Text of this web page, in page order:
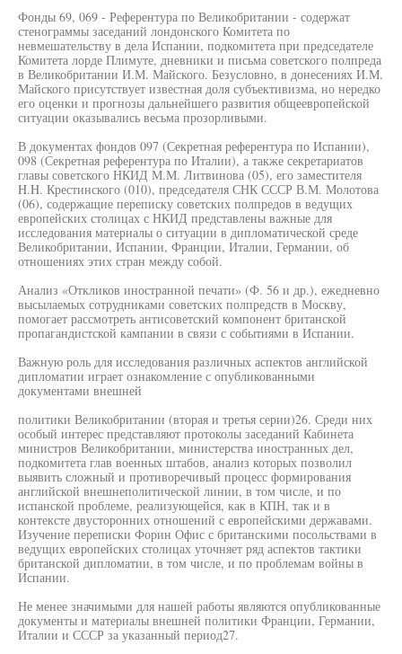
Фонды 69, 069 - Референтура по Великобритании - содержат
стенограммы заседаний лондонского Комитета по
невмешательству в дела Испании, подкомитета при председателе
Комитета лорде Плимуте, дневники и письма советского полпреда
в Великобритании И.М. Майского. Безусловно, в донесениях И.М.
Майского присутствует известная доля субъективизма, но нередко
его оценки и прогнозы дальнейшего развития общеевропейской
ситуации оказывались весьма прозорливыми.
В документах фондов 097 (Секретная референтура по Испании),
098 (Секретная референтура по Италии), а также секретариатов
главы советского НКИД М.М. Литвинова (05), его заместителя
H.H. Крестинского (010), председателя СНК СССР В.М. Молотова
(06), содержащие переписку советских полпредов в ведущих
европейских столицах с НКИД представлены важные для
исследования материалы о ситуации в дипломатической среде
Великобритании, Испании, Франции, Италии, Германии, об
отношениях этих стран между собой.
Анализ «Откликов иностранной печати» (Ф. 56 и др.), ежедневно
высылаемых сотрудниками советских полпредств в Москву,
помогает рассмотреть антисоветский компонент британской
пропагандистской кампании в связи с событиями в Испании.
Важную роль для исследования различных аспектов английской
дипломатии играет ознакомление с опубликованными
документами внешней
политики Великобритании (вторая и третья серии)26. Среди них
особый интерес представляют протоколы заседаний Кабинета
министров Великобритании, министерства иностранных дел,
подкомитета глав военных штабов, анализ которых позволил
выявить сложный и противоречивый процесс формирования
английской внешнеполитической линии, в том числе, и по
испанской проблеме, реализующейся, как в КПН, так и в
контексте двусторонних отношений с европейскими державами.
Изучение переписки Форин Офис с британскими посольствами в
ведущих европейских столицах уточняет ряд аспектов тактики
британской дипломатии, в том числе, и по проблемам войны в
Испании.
Не менее значимыми для нашей работы являются опубликованные
документы и материалы внешней политики Франции, Германии,
Италии и СССР за указанный период27.